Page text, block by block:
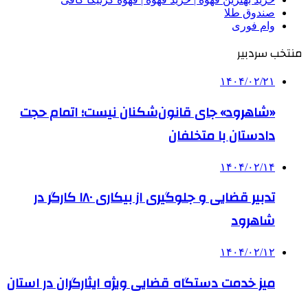
صندوق طلا
وام فوری
منتخب سردبیر
۱۴۰۴/۰۲/۲۱
«شاهرود» جای قانون‌شکنان نیست؛ اتمام حجت
دادستان با متخلفان
۱۴۰۴/۰۲/۱۴
تدبیر قضایی و جلوگیری از بیکاری ۱۸۰ کارگر در
شاهرود
۱۴۰۴/۰۲/۱۲
میز خدمت دستگاه قضایی ویژه ایثارگران در استان